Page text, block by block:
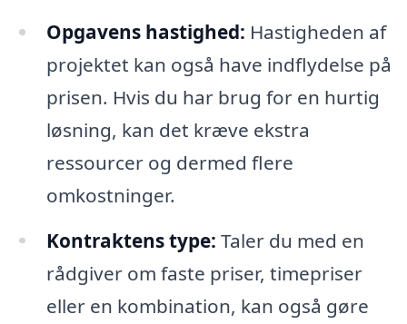
Opgavens hastighed: Hastigheden af
projektet kan også have indflydelse på
prisen. Hvis du har brug for en hurtig
løsning, kan det kræve ekstra
ressourcer og dermed flere
omkostninger.
Kontraktens type: Taler du med en
rådgiver om faste priser, timepriser
eller en kombination, kan også gøre